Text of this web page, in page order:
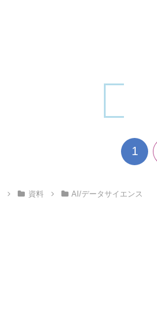
1
資料 AI/データサイエンス